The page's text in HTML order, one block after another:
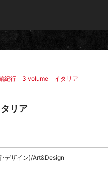
紀行 3 volume イタリア
リア
･デザイン)/Art&Design